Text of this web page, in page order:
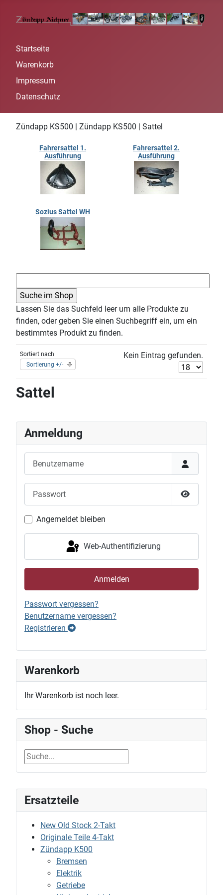
Startseite
Warenkorb
Impressum
Datenschutz
Ersatzteile
New Old Stock 2-Takt
Originale Teile 4-Takt
Zündapp K500
Bremsen
Elektrik
Getriebe
Zündapp KS500 | Zündapp KS500 | Sattel
Fahrersattel 1.
Ausführung
Fahrersattel 2.
Ausführung
Sozius Sattel WH
Lassen Sie das Suchfeld leer um alle Produkte zu
finden, oder geben Sie einen Suchbegriff ein, um ein
bestimmtes Produkt zu finden.
Sortiert nach
Sortierung +/-
Kein Eintrag gefunden.
Sattel
Anmeldung
Passwort
Angemeldet bleiben
Web-Authentifizierung
Anmelden
Passwort vergessen?
Benutzername vergessen?
Registrieren
Warenkorb
Ihr Warenkorb ist noch leer.
Shop - Suche